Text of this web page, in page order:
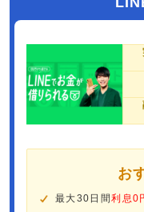
お
最大30日間利息0